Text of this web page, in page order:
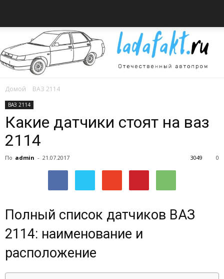
автомобилях
Лада
Домой ВАЗ 2114
ВАЗ 2114
Какие датчики стоят на ваз
2114
По admin - 21.07.2017 0
3049
Полный список датчиков ВАЗ
2114: наименование и
расположение